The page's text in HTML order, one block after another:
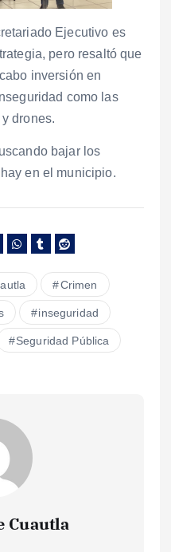
Ejecutivo es
pero resaltó que
inversión en
como las
drones.
bajar los
en el municipio.
Crimen
inseguridad
Seguridad Pública
Cuautla